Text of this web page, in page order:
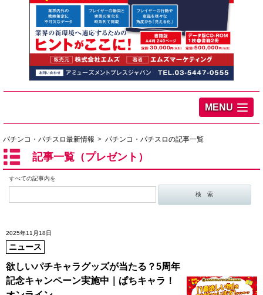
MENU
パチンコ・パチスロ最新情報 パチンコ・パチスロの記事一覧
記事一覧（プレゼント）
すべての記事内を
2025年11月18日
ニュース
欲しいパチキャラグッズが当たる？5周年
記念キャンペーン実施中｜ぱちキャラ！